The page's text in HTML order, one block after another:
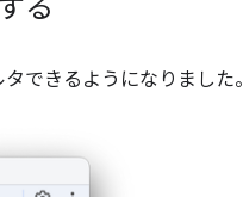
る
できるようになりました。